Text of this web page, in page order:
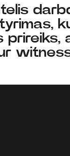
prireiks,